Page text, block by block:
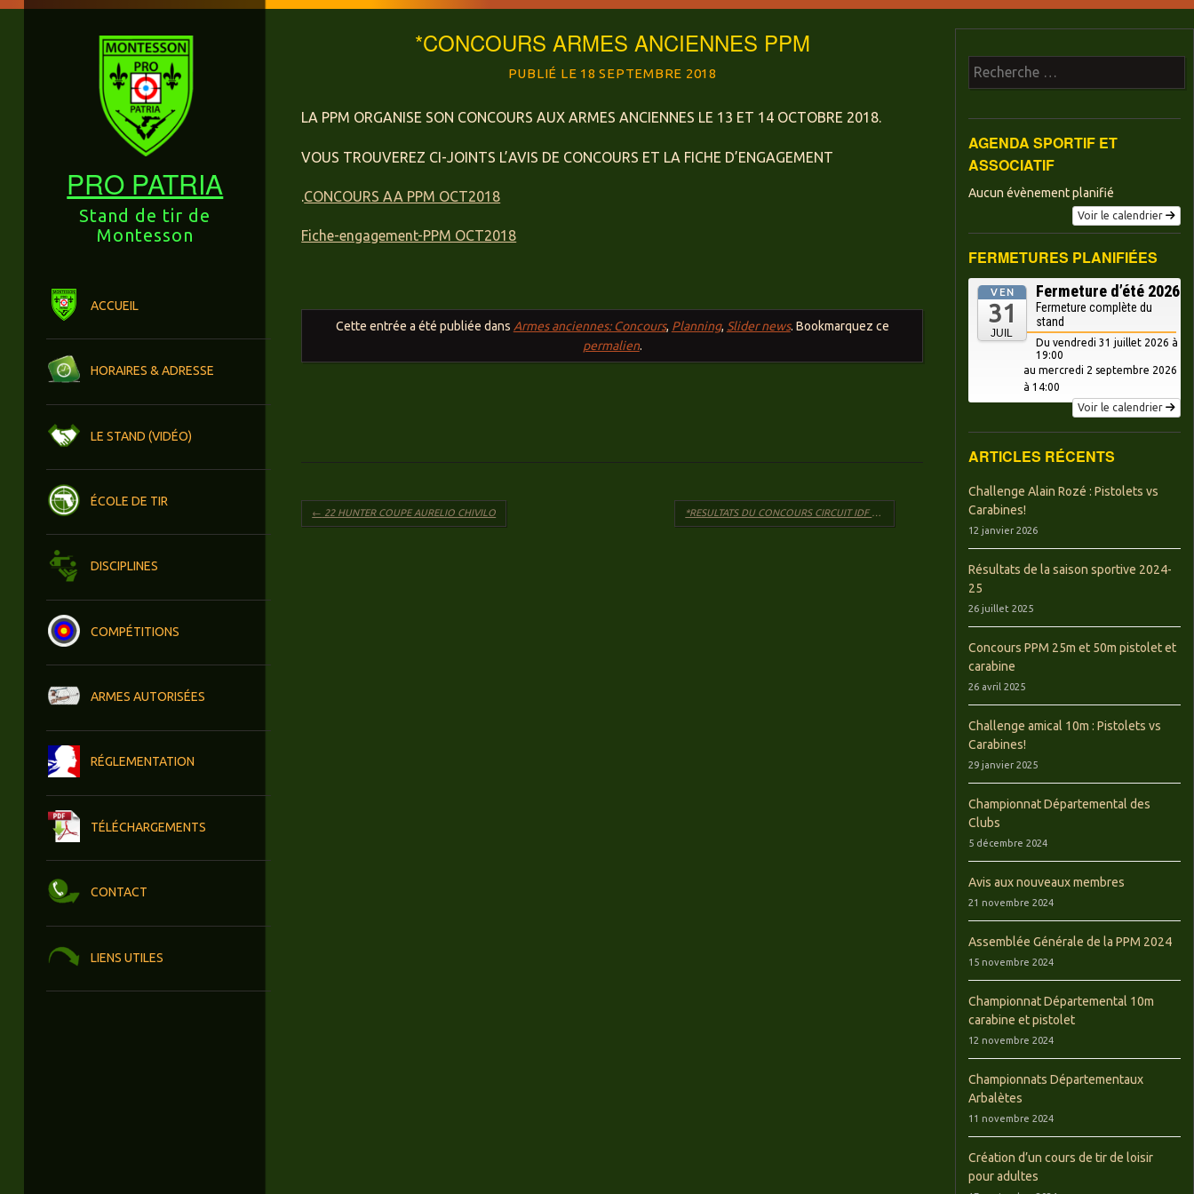
PRO PATRIA
Stand de tir de
Montesson
Menu
Aller au contenu principal
ACCUEIL
HORAIRES & ADRESSE
LE STAND (VIDÉO)
ÉCOLE DE TIR
DISCIPLINES
COMPÉTITIONS
ARMES AUTORISÉES
RÉGLEMENTATION
TÉLÉCHARGEMENTS
CONTACT
LIENS UTILES
*CONCOURS ARMES ANCIENNES PPM
18 SEPTEMBRE 2018
LA PPM ORGANISE SON CONCOURS AUX ARMES ANCIENNES LE 13 ET 14 OCTOBRE 2018.
VOUS TROUVEREZ CI-JOINTS L’AVIS DE CONCOURS ET LA FICHE D’ENGAGEMENT
.CONCOURS AA PPM OCT2018
Fiche-engagement-PPM OCT2018
Cette entrée a été publiée dans Armes anciennes: Concours, Planning, Slider news. Bookmarquez ce
permalien.
Navigation des articles
← 22 HUNTER COUPE AURELIO CHIVILO *RESULTATS DU CONCOURS CIRCUIT IDF PPM
Recherche
AGENDA SPORTIF ET
ASSOCIATIF
Aucun évènement planifié
Voir le calendrier
FERMETURES PLANIFIÉES
VEN
31
JUIL
Fermeture d’été 2026
Fermeture complète du
stand
Du vendredi 31 juillet 2026 à
19:00
au mercredi 2 septembre 2026
à 14:00
Voir le calendrier
ARTICLES RÉCENTS
Challenge Alain Rozé : Pistolets vs
Carabines!
12 janvier 2026
Résultats de la saison sportive 2024-
25
26 juillet 2025
Concours PPM 25m et 50m pistolet et
carabine
26 avril 2025
Challenge amical 10m : Pistolets vs
Carabines!
29 janvier 2025
Championnat Départemental des
Clubs
5 décembre 2024
Avis aux nouveaux membres
21 novembre 2024
Assemblée Générale de la PPM 2024
15 novembre 2024
Championnat Départemental 10m
carabine et pistolet
12 novembre 2024
Championnats Départementaux
Arbalètes
11 novembre 2024
Création d’un cours de tir de loisir
pour adultes